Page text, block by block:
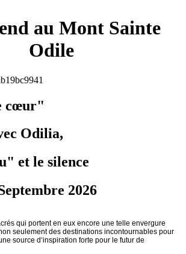
au Mont Sainte
Odile
cœur"
Odilia,
et le silence
2026
qui portent en eux encore une telle envergure
seulement des destinations incontournables pour
source d‘inspiration forte pour le futur de